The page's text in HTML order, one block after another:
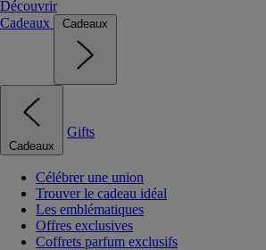
Découvrir
Cadeaux
Cadeaux
Cadeaux
Gifts
Célébrer une union
Trouver le cadeau idéal
Les emblématiques
Offres exclusives
Coffrets parfum exclusifs